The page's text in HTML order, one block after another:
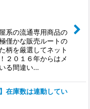
系の流通専用商品の
僅かな販売ルートの
柄を厳選してネット
２０１６年からはメ
る間違い…
在庫数は連動してい